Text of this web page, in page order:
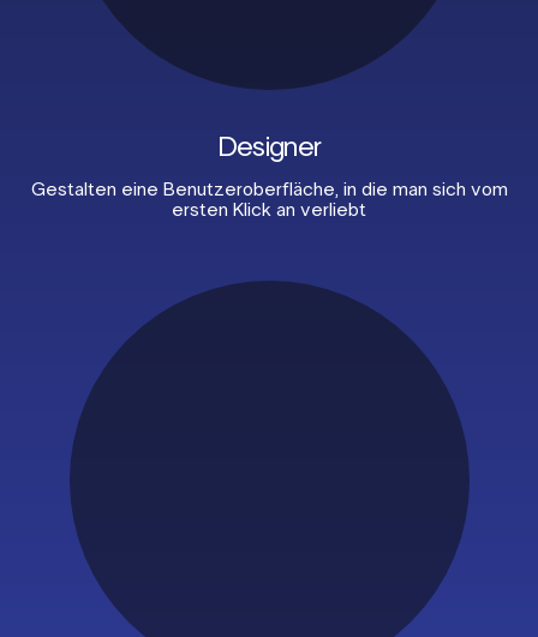
Designer
Gestalten eine Benutzeroberfläche, in die man sich vom
ersten Klick an verliebt